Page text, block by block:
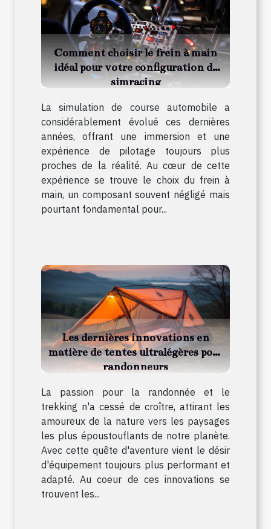
Comment choisir le frein à main
idéal pour votre configuration de
simracing
La simulation de course automobile a
considérablement évolué ces dernières
années, offrant une immersion et une
expérience de pilotage toujours plus
proches de la réalité. Au cœur de cette
expérience se trouve le choix du frein à
main, un composant souvent négligé mais
pourtant fondamental pour...
Les dernières innovations en
matière de tentes ultralégères pour
randonneurs
La passion pour la randonnée et le
trekking n'a cessé de croître, attirant les
amoureux de la nature vers les paysages
les plus époustouflants de notre planète.
Avec cette quête d'aventure vient le désir
d'équipement toujours plus performant et
adapté. Au coeur de ces innovations se
trouvent les...